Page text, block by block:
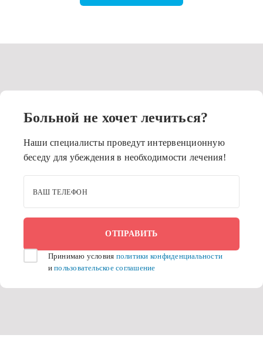
Больной не хочет лечиться?
Наши специалисты проведут интервенционную
беседу для убеждения в необходимости лечения!
ВАШ ТЕЛЕФОН
Принимаю условия политики конфиденциальности
ипользовательское соглашение